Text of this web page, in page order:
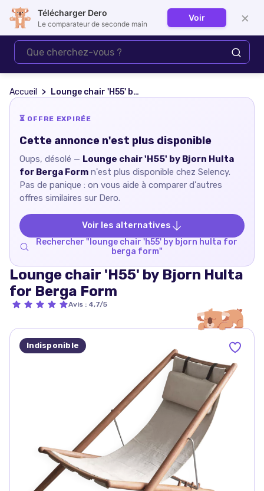
Se connecter
Accueil Lounge chair 'H55' by Bjorn Hulta for Berga Form
⏳ OFFRE EXPIRÉE
Cette annonce n'est plus disponible
Oups, désolé — Lounge chair 'H55' by Bjorn Hulta
for Berga Form n'est plus disponible chez Selency.
Pas de panique : on vous aide à comparer d'autres
offres similaires sur Dero.
Voir les alternatives
Rechercher " lounge chair 'h55' by bjorn hulta for
berga form"
Lounge chair 'H55' by Bjorn Hulta
for Berga Form
Avis : 4,7/5
Indisponible
Télécharger Dero
Le comparateur de seconde main
Voir ×